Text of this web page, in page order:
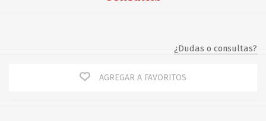
¿Dudas o consultas?
AGREGAR A FAVORITOS